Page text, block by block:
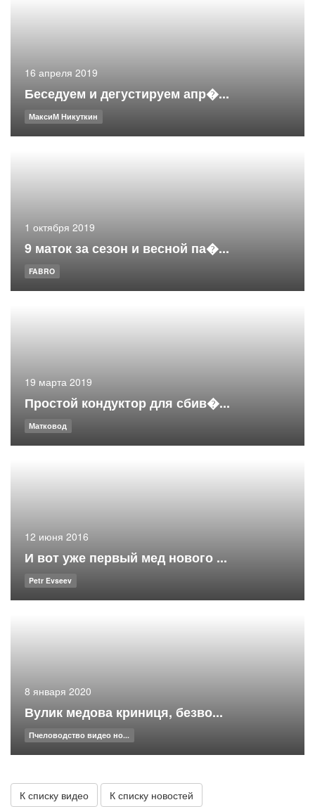
16 апреля 2019
Беседуем и дегустируем апр�...
МаксиМ Никуткин
1 октября 2019
9 маток за сезон и весной па�...
FABRO
19 марта 2019
Простой кондуктор для сбив�...
Матковод
12 июня 2016
И вот уже первый мед нового ...
Petr Evseev
8 января 2020
Вулик медова криниця, безво...
Пчеловодство видео но...
К списку видео К списку новостей